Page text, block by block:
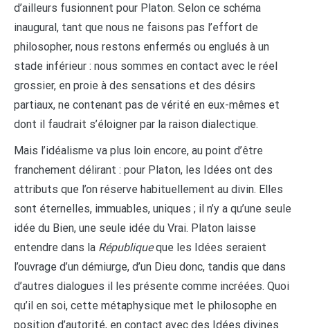
d’ailleurs fusionnent pour Platon. Selon ce schéma
inaugural, tant que nous ne faisons pas l’effort de
philosopher, nous restons enfermés ou englués à un
stade inférieur : nous sommes en contact avec le réel
grossier, en proie à des sensations et des désirs
partiaux, ne contenant pas de vérité en eux-mêmes et
dont il faudrait s’éloigner par la raison dialectique.
Mais l’idéalisme va plus loin encore, au point d’être
franchement délirant : pour Platon, les Idées ont des
attributs que l’on réserve habituellement au divin. Elles
sont éternelles, immuables, uniques ; il n’y a qu’une seule
idée du Bien, une seule idée du Vrai. Platon laisse
entendre dans la Républiqueque les Idées seraient
l’ouvrage d’un démiurge, d’un Dieu donc, tandis que dans
d’autres dialogues il les présente comme incréées. Quoi
qu’il en soi, cette métaphysique met le philosophe en
position d’autorité, en contact avec des Idées divines